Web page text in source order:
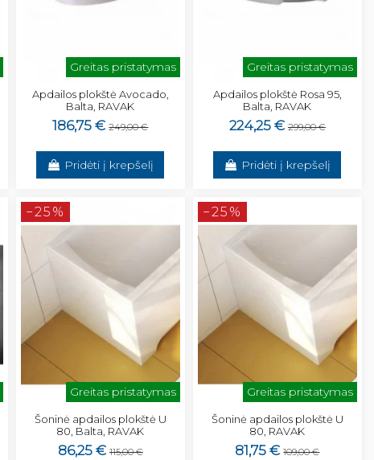
Greitas pristatymas
Apdailos plokštė Avocado,
Balta, RAVAK
186,75 € 249,00 €
Pridėti į krepšelį
Greitas pristatymas
Apdailos plokštė Rosa 95,
Balta, RAVAK
224,25 € 299,00 €
Pridėti į krepšelį
−25%
Greitas pristatymas
Šoninė apdailos plokštė U
80, Balta, RAVAK
86,25 € 115,00 €
−25%
Greitas pristatymas
Šoninė apdailos plokštė U
80, RAVAK
81,75 € 109,00 €